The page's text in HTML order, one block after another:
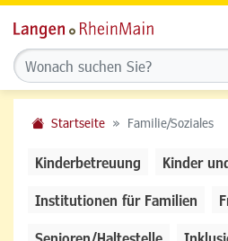
Startseite Familie/Soziales
Kinderbetreuung Kinder
Institutionen für Familien